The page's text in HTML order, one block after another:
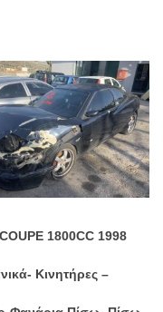
1800CC 1998
Κινητήρες –